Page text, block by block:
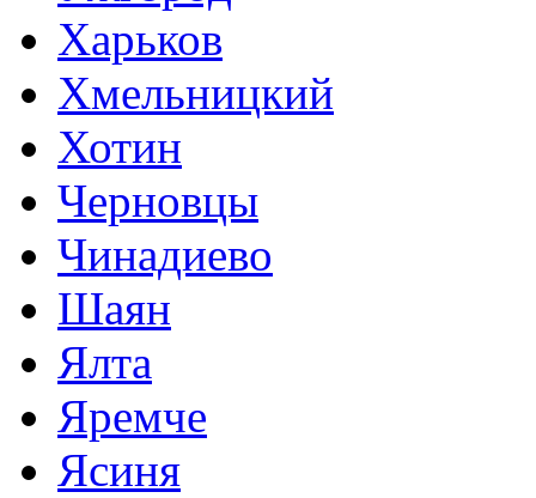
Харьков
Хмельницкий
Хотин
Черновцы
Чинадиево
Шаян
Ялта
Яремче
Ясиня